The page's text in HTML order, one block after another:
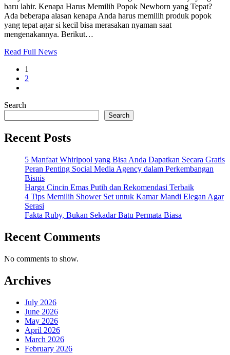
baru lahir. Kenapa Harus Memilih Popok Newborn yang Tepat?
Ada beberapa alasan kenapa Anda harus memilih produk popok
yang tepat agar si kecil bisa merasakan nyaman saat
mengenakannya. Berikut…
Read Full News
1
2
Search
Search
Recent Posts
5 Manfaat Whirlpool yang Bisa Anda Dapatkan Secara Gratis
Peran Penting Social Media Agency dalam Perkembangan
Bisnis
Harga Cincin Emas Putih dan Rekomendasi Terbaik
4 Tips Memilih Shower Set untuk Kamar Mandi Elegan Agar
Serasi
Fakta Ruby, Bukan Sekadar Batu Permata Biasa
Recent Comments
No comments to show.
Archives
July 2026
June 2026
May 2026
April 2026
March 2026
February 2026